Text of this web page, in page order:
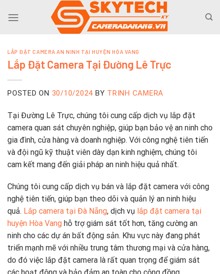
LẮP ĐẶT CAMERA AN NINH TẠI HUYỆN HÒA VANG
Lắp Đặt Camera Tại Đường Lê Trực
POSTED ON 30/10/2024 BY TRINH CAMERA
Tại Đường Lê Trực, chúng tôi cung cấp dịch vụ lắp đặt
camera quan sát chuyên nghiệp, giúp bạn bảo vệ an ninh cho
gia đình, cửa hàng và doanh nghiệp. Với công nghệ tiên tiến
và đội ngũ kỹ thuật viên dày dạn kinh nghiệm, chúng tôi
cam kết mang đến giải pháp an ninh hiệu quả nhất.
Chúng tôi cung cấp dịch vụ bán và lắp đặt camera với công
nghệ tiên tiến, giúp bạn theo dõi và quản lý an ninh hiệu
quả. Lắp camera tại Đà Nẵng, dịch vụ lắp đặt camera tại
huyện Hòa Vang hỗ trợ giám sát tốt hơn, tăng cường an
ninh cho các dự án bất động sản. Khu vực này đang phát
triển mạnh mẽ với nhiều trung tâm thương mại và cửa hàng,
do đó việc lắp đặt camera là rất quan trọng để giám sát